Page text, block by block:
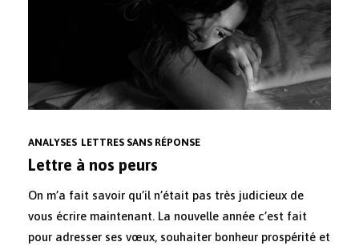
ANALYSES LETTRES SANS RÉPONSE
Lettre à nos peurs
On m’a fait savoir qu’il n’était pas très judicieux de
vous écrire maintenant. La nouvelle année c’est fait
pour adresser ses vœux, souhaiter bonheur prospérité et